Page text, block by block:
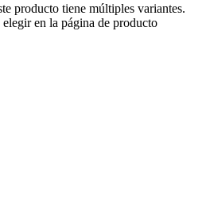
producto tiene múltiples variantes.
en la página de producto